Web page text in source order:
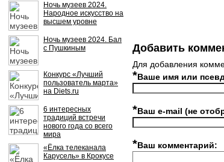
Ночь музеев 2024.
Народное искусство на
высшем уровне
Ночь музеев 2024. Бал
с Пушкиным
Конкурс «Лучший
пользователь марта»
на Diets.ru
6 интересных
традиций встречи
нового года со всего
мира
«Ёлка телеканала
Карусель» в Крокусе
Добавить
Для добавления
*Ваше имя или
*Ваш e-mail (не
*Ваш комментарий: